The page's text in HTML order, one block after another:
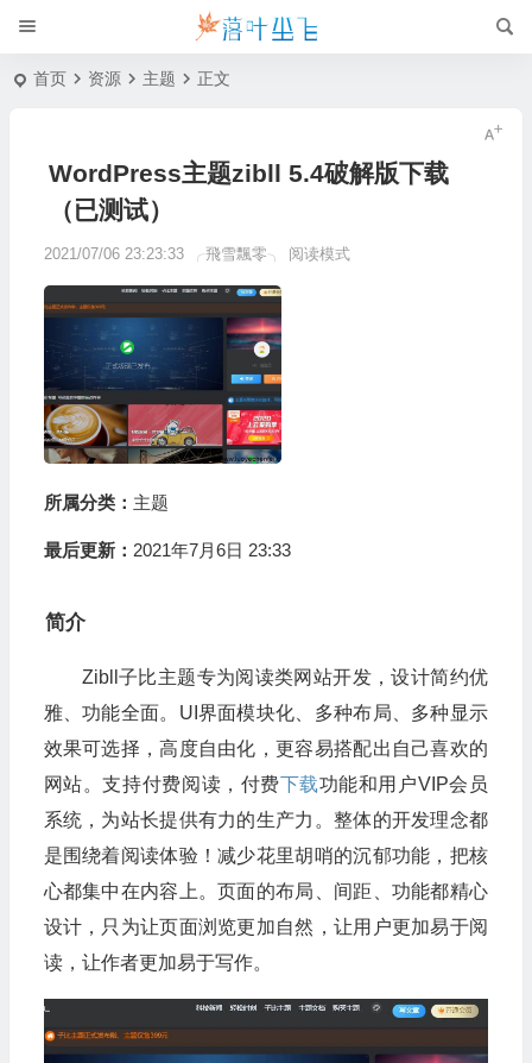
首页 资源 主题 正文
WordPress主题zibll 5.4破解版下载
（已测试）
2021/07/06 23:23:33 ╭飛雪飄零╮ 阅读模式
所属分类： 主题
最后更新： 2021年7月6日 23:33
简介
Zibll子比主题专为阅读类网站开发，设计简约优
雅、功能全面。UI界面模块化、多种布局、多种显示
效果可选择，高度自由化，更容易搭配出自己喜欢的
网站。支持付费阅读，付费下载功能和用户VIP会员
系统，为站长提供有力的生产力。整体的开发理念都
是围绕着阅读体验！减少花里胡哨的沉郁功能，把核
心都集中在内容上。页面的布局、间距、功能都精心
设计，只为让页面浏览更加自然，让用户更加易于阅
读，让作者更加易于写作。